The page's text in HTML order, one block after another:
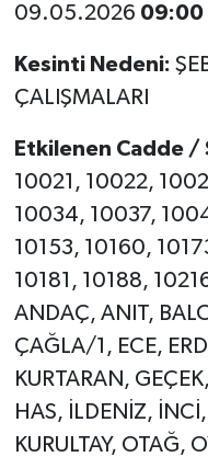
09.05.2026 09:00
Kesinti Nedeni:
ÇALIŞMALARI
Etkilenen Cadde /
10021, 10022,
10034, 10037,
10153, 10160,
10181, 10188,
ANDAÇ, ANIT,
ÇAĞLA/1, ECE,
KURTARAN,
HAS, İLDENİZ,
KURULTAY, OTAĞ,